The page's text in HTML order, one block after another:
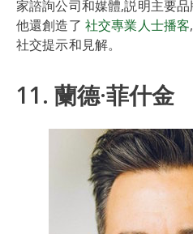
家諮詢公司和媒體,説明主要品
他還創造了 社交專業人士播客
社交提示和見解。
11. 蘭德·菲什金